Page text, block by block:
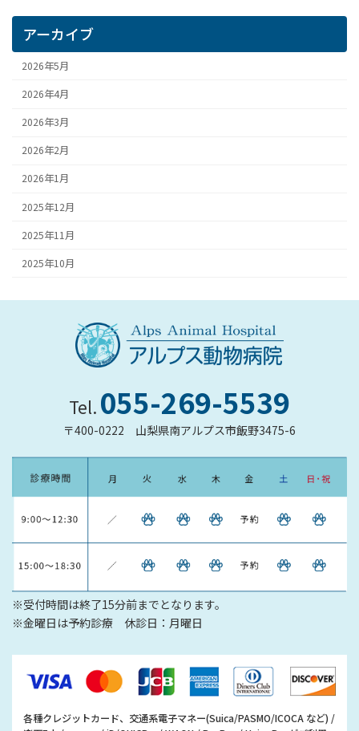
アーカイブ
2026年5月
2026年4月
2026年3月
2026年2月
2026年1月
2025年12月
2025年11月
2025年10月
Tel. 055-269-5539
〒400-0222 山梨県南アルプス市飯野3475-6
※受付時間は終了15分前までとなります。
※金曜日は予約診療 休診日：月曜日
各種クレジットカード、交通系電子マネー(Suica/PASMO/ICOCA など) /